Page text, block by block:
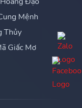
Mệnh
Thủy
Giấc Mơ